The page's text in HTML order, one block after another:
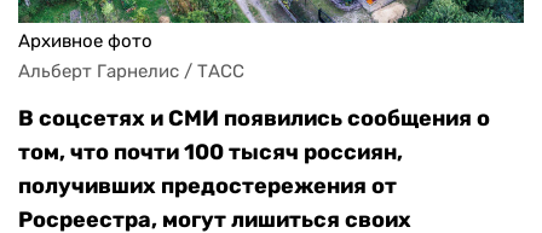
Архивное фото
Альберт Гарнелис / ТАСС
В соцсетях и СМИ появились сообщения о
том, что почти 100 тысяч россиян,
получивших предостережения от
Росреестра, могут лишиться своих